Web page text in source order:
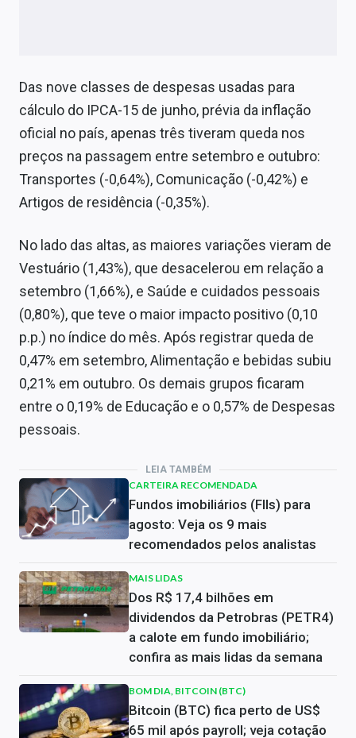
Das nove classes de despesas usadas para
cálculo do IPCA-15 de junho, prévia da inflação
oficial no país, apenas três tiveram queda nos
preços na passagem entre setembro e outubro:
Transportes (-0,64%), Comunicação (-0,42%) e
Artigos de residência (-0,35%).
No lado das altas, as maiores variações vieram de
Vestuário (1,43%), que desacelerou em relação a
setembro (1,66%), e Saúde e cuidados pessoais
(0,80%), que teve o maior impacto positivo (0,10
p.p.) no índice do mês. Após registrar queda de
0,47% em setembro, Alimentação e bebidas subiu
0,21% em outubro. Os demais grupos ficaram
entre o 0,19% de Educação e o 0,57% de Despesas
pessoais.
LEIA TAMBÉM
CARTEIRA RECOMENDADA
Fundos imobiliários (FIIs) para
agosto: Veja os 9 mais
recomendados pelos analistas
MAIS LIDAS
Dos R$ 17,4 bilhões em
dividendos da Petrobras (PETR4)
a calote em fundo imobiliário;
confira as mais lidas da semana
BOM DIA, BITCOIN (BTC)
Bitcoin (BTC) fica perto de US$
65 mil após payroll; veja cotação